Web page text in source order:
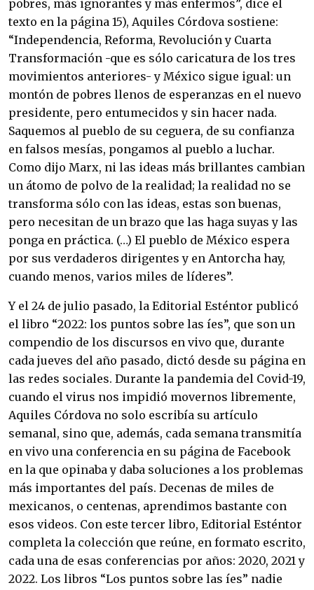
pobres, más ignorantes y más enfermos”, dice el
texto en la página 15), Aquiles Córdova sostiene:
“Independencia, Reforma, Revolución y Cuarta
Transformación -que es sólo caricatura de los tres
movimientos anteriores- y México sigue igual: un
montón de pobres llenos de esperanzas en el nuevo
presidente, pero entumecidos y sin hacer nada.
Saquemos al pueblo de su ceguera, de su confianza
en falsos mesías, pongamos al pueblo a luchar.
Como dijo Marx, ni las ideas más brillantes cambian
un átomo de polvo de la realidad; la realidad no se
transforma sólo con las ideas, estas son buenas,
pero necesitan de un brazo que las haga suyas y las
ponga en práctica. (…) El pueblo de México espera
por sus verdaderos dirigentes y en Antorcha hay,
cuando menos, varios miles de líderes”.
Y el 24 de julio pasado, la Editorial Esténtor publicó
el libro “2022: los puntos sobre las íes”, que son un
compendio de los discursos en vivo que, durante
cada jueves del año pasado, dictó desde su página en
las redes sociales. Durante la pandemia del Covid-19,
cuando el virus nos impidió movernos libremente,
Aquiles Córdova no solo escribía su artículo
semanal, sino que, además, cada semana transmitía
en vivo una conferencia en su página de Facebook
en la que opinaba y daba soluciones a los problemas
más importantes del país. Decenas de miles de
mexicanos, o centenas, aprendimos bastante con
esos videos. Con este tercer libro, Editorial Esténtor
completa la colección que reúne, en formato escrito,
cada una de esas conferencias por años: 2020, 2021 y
2022. Los libros “Los puntos sobre las íes” nadie